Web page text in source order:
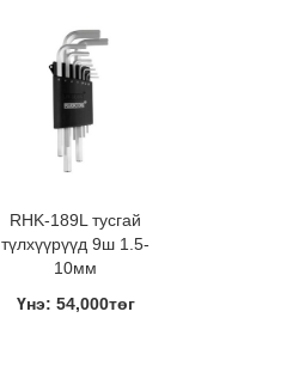
RHK-189L тусгай
түлхүүрүүд 9ш 1.5-
10мм
Үнэ: 54,000төг